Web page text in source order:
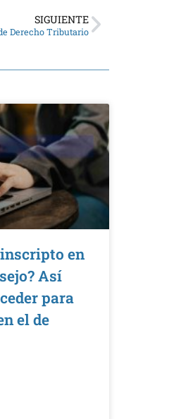
SIGUIENTE
Derecho Tributario
en
Así
para
el de